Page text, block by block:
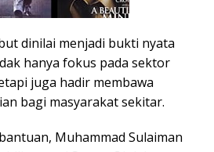
dinilai menjadi bukti nyata
hanya fokus pada sektor
juga hadir membawa
bagi masyarakat sekitar.
Muhammad Sulaiman